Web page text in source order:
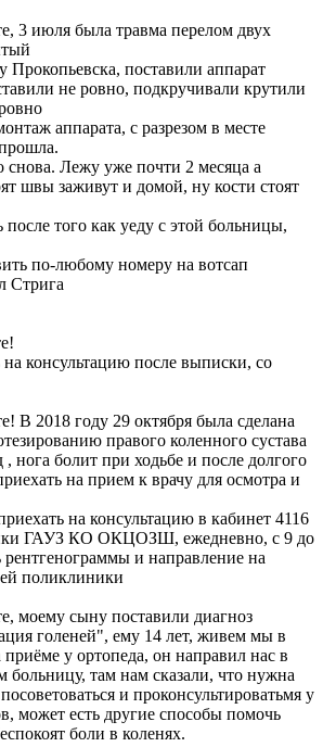
3 июля была травма перелом двух
Прокопьевска, поставили аппарат
не ровно, подкручивали крутили
аппарата, с разрезом в месте
снова. Лежу уже почти 2 месяца а
швы заживут и домой, ну кости стоят
того как уеду с этой больницы,
по-любому номеру на вотсап
Стрига
консультацию после выписки, со
В 2018 году 29 октября была сделана
правого коленного сустава
нога болит при ходьбе и после долгого
на прием к врачу для осмотра и
на консультацию в кабинет 4116
ГАУЗ КО ОКЦОЗШ, ежедневно, с 9 до
рентгенограммы и направление на
поликлиники
моему сыну поставили диагноз
голеней", ему 14 лет, живем мы в
у ортопеда, он направил нас в
больницу, там нам сказали, что нужна
и проконсультироватьмя у
может есть другие способы помочь
боли в коленях.